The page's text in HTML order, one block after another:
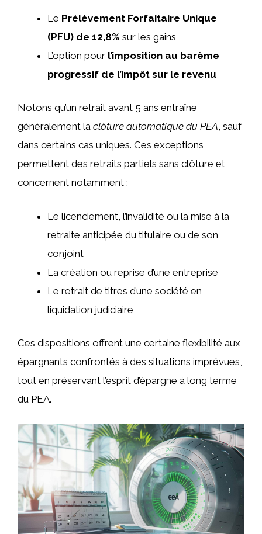
Le Prélèvement Forfaitaire Unique
(PFU) de 12,8% sur les gains
L’option pour l’imposition au barème
progressif de l’impôt sur le revenu
Notons qu’un retrait avant 5 ans entraîne
généralement la clôture automatique du PEA, sauf
dans certains cas uniques. Ces exceptions
permettent des retraits partiels sans clôture et
concernent notamment :
Le licenciement, l’invalidité ou la mise à la
retraite anticipée du titulaire ou de son
conjoint
La création ou reprise d’une entreprise
Le retrait de titres d’une société en
liquidation judiciaire
Ces dispositions offrent une certaine flexibilité aux
épargnants confrontés à des situations imprévues,
tout en préservant l’esprit d’épargne à long terme
du PEA.